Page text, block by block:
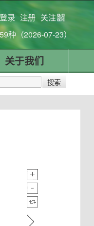
登录 注册 关注
种（2026-07-23）
关于我们